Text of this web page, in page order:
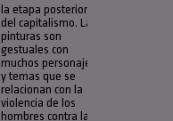
la etapa posterior
del capitalismo. Las
pinturas son
gestuales con
muchos personajes
y temas que se
relacionan con la
violencia de los
hombres contra las